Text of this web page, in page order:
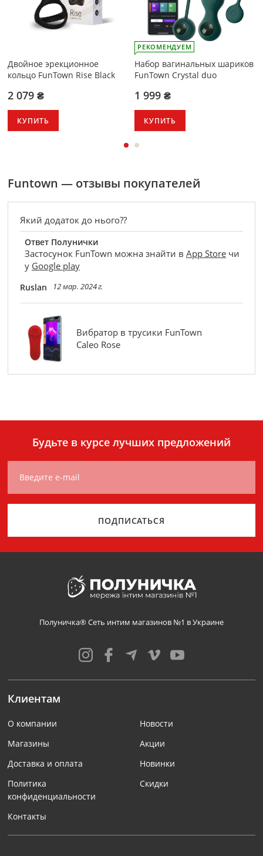
Двойное эрекционное
кольцо FunTown Rise Black
2 079 ₴
КУПИТЬ
РЕКОМЕНДУЕМ
Набор вагинальных шариков
FunTown Crystal duo
1 999 ₴
КУПИТЬ
Funtown — отзывы покупателей
Який додаток до нього??
Ответ Полунички
Застосунок FunTown можна знайти в App Store чи
у Google play
Ruslan 12 мар. 2024 г.
Вибратор в трусики FunTown
Caleo Rose
Будьте в курсе лучших предложений
Введите e-mail
ПОДПИСАТЬСЯ
Полуничка® Сеть интим магазинов №1 в Украине
Клиентам
О компании
Магазины
Доставка и оплата
Политика
конфиденциальности
Контакты
Новости
Акции
Новинки
Скидки